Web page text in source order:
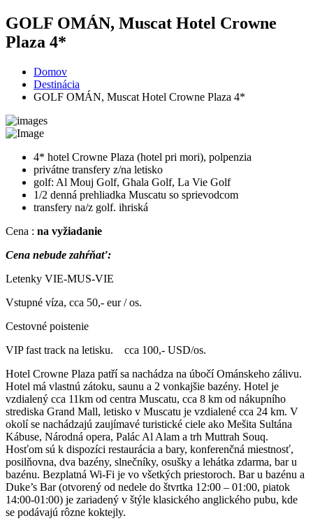
GOLF OMÁN, Muscat Hotel Crowne
Plaza 4*
Domov
Destinácia
GOLF OMÁN, Muscat Hotel Crowne Plaza 4*
4* hotel Crowne Plaza (hotel pri mori), polpenzia
privátne transfery z/na letisko
golf: Al Mouj Golf, Ghala Golf, La Vie Golf
1/2 denná prehliadka Muscatu so sprievodcom
transfery na/z golf. ihriská
Cena : na vyžiadanie
Cena nebude zahŕňať:
Letenky VIE-MUS-VIE
Vstupné víza, cca 50,- eur / os.
Cestovné poistenie
VIP fast track na letisku. cca 100,- USD/os.
Hotel Crowne Plaza patří sa nachádza na úbočí Ománskeho zálivu.
Hotel má vlastnú zátoku, saunu a 2 vonkajšie bazény. Hotel je
vzdialený cca 11km od centra Muscatu, cca 8 km od nákupního
strediska Grand Mall, letisko v Muscatu je vzdialené cca 24 km. V
okolí se nachádzajú zaujímavé turistické ciele ako Mešita Sultána
Kábuse, Národná opera, Palác Al Alam a trh Muttrah Souq.
Hosťom sú k dispozíci restaurácia a bary, konferenčná miestnosť,
posilňovna, dva bazény, slnečníky, osušky a lehátka zdarma, bar u
bazénu. Bezplatná Wi-Fi je vo všetkých priestoroch. Bar u bazénu a
Duke’s Bar (otvorený od nedele do štvrtka 12:00 – 01:00, piatok
14:00-01:00) je zariadený v štýle klasického anglického pubu, kde
se podávajú rôzne koktejly.